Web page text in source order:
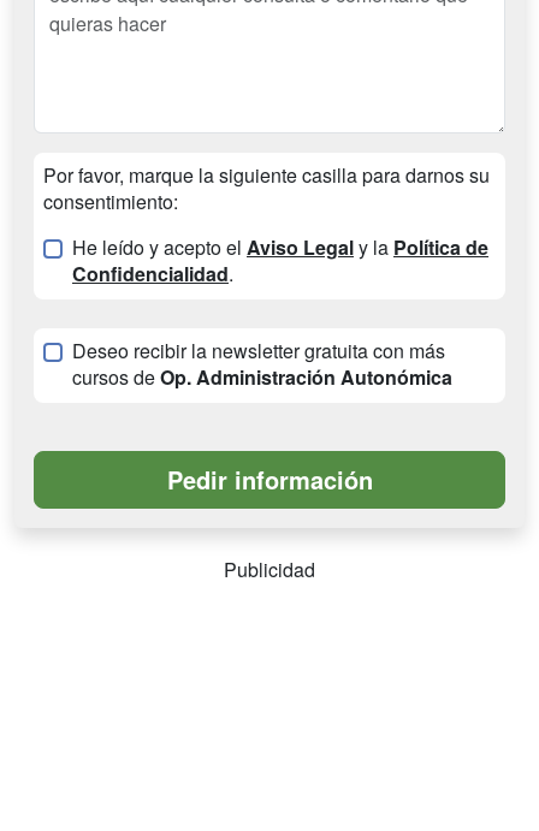
Por favor, marque la siguiente casilla para darnos su
consentimiento:
He leído y acepto el Aviso Legaly la Política de
Confidencialidad.
Deseo recibir la newsletter gratuita con más
cursos deOp. Administración Autonómica
Publicidad